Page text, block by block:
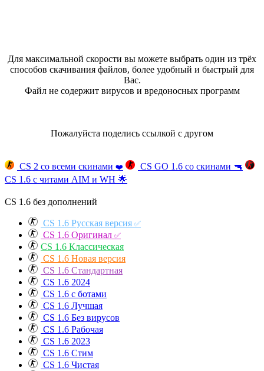
Для максимальной скорости вы можете выбрать один из трёх
способов скачивания файлов, более удобный и быстрый для
Вас.
Файл не содержит вирусов и вредоносных программ
Пожалуйста поделись ссылкой с другом
CS 2 со всеми скинами ❤️ CS GO 1.6 со скинами 🔫
CS 1.6 с читами AIM и WH 🌟
CS 1.6 без дополнений
CS 1.6 Русская версия ✅
CS 1.6 Оригинал ✅
CS 1.6 Классическая
CS 1.6 Новая версия
CS 1.6 Стандартная
CS 1.6 2024
CS 1.6 с ботами
CS 1.6 Лучшая
CS 1.6 Без вирусов
CS 1.6 Рабочая
CS 1.6 2023
CS 1.6 Стим
CS 1.6 Чистая